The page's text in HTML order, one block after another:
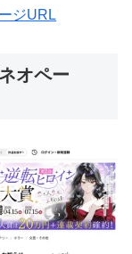
ジURL
オペー